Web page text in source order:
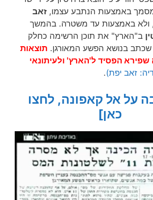
באמצעות הנתבע עצמו, זאב
ולא באמצעות עד משטרה. בהמשך
ב"הארץ" את תוכן הרשימה כחלק
בנושא הפשע המאורגן. תוצאות
הפסיד ל'הארץ' ולעיתונאי
זאב יפת).
על אל קאפונה, לחצו
כאן]